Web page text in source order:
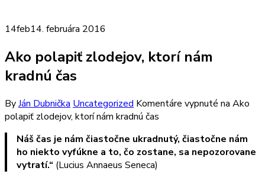
14feb14. februára 2016
Ako polapiť zlodejov, ktorí nám
kradnú čas
ByJán Dubnička Uncategorized Komentáre vypnuté na Ako
polapiť zlodejov, ktorí nám kradnú čas
Náš čas je nám čiastočne ukradnutý, čiastočne nám
ho niekto vyfúkne a to, čo zostane, sa nepozorovane
vytratí.“ (Lucius Annaeus Seneca)